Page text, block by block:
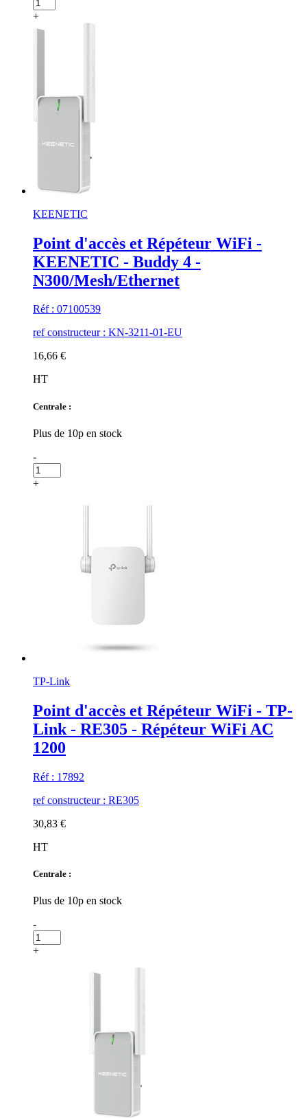
+
KEENETIC
Point d'accès et Répéteur WiFi -
KEENETIC - Buddy 4 -
N300/Mesh/Ethernet
Réf : 07100539
ref constructeur : KN-3211-01-EU
16,66 €
HT
Centrale :
Plus de 10p en stock
-
+
TP-Link
Point d'accès et Répéteur WiFi - TP-
Link - RE305 - Répéteur WiFi AC
1200
Réf : 17892
ref constructeur : RE305
30,83 €
HT
Centrale :
Plus de 10p en stock
-
+